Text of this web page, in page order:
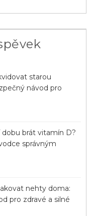
starou
návod pro
brát vitamín D?
správným
nehty doma:
pro zdravé a silné